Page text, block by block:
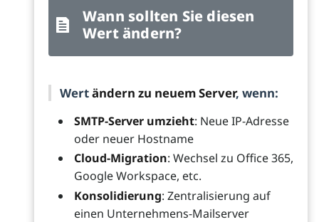
Wann sollten Sie diesen
Wert ändern?
Wertändern zu neuem Server, wenn:
SMTP-Server umzieht: Neue IP-Adresse
oder neuer Hostname
Cloud-Migration: Wechsel zu Office 365,
Google Workspace, etc.
Konsolidierung: Zentralisierung auf
einen Unternehmens-Mailserver